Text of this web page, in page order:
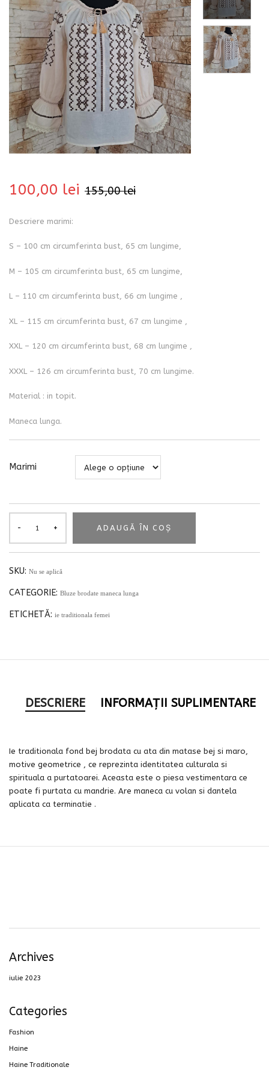
155,00lei
100,00 lei
Descriere marimi:
S – 100 cm circumferinta bust, 65 cm lungime,
M – 105 cm circumferinta bust, 65 cm lungime,
L – 110 cm circumferinta bust, 66 cm lungime ,
XL – 115 cm circumferinta bust, 67 cm lungime ,
XXL – 120 cm circumferinta bust, 68 cm lungime ,
XXXL – 126 cm circumferinta bust, 70 cm lungime.
Material : in topit.
Maneca lunga.
Marimi
ADAUGĂ ÎN COȘ
SKU: Nu se aplică
CATEGORIE: Bluze brodate maneca lunga
ETICHETĂ: ie traditionala femei
DESCRIERE INFORMAȚII SUPLIMENTARE
Ie traditionala fond bej brodata cu ata din matase bej si maro,
motive geometrice , ce reprezinta identitatea culturala si
spirituala a purtatoarei. Aceasta este o piesa vestimentara ce
poate fi purtata cu mandrie. Are maneca cu volan si dantela
aplicata ca terminatie .
Archives
iulie 2023
Categories
Fashion
Haine
Haine Traditionale